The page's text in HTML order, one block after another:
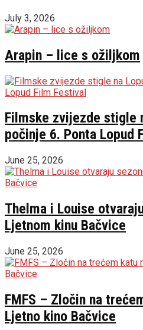
July 3, 2026
Arapin – lice s ožiljkom
Filmske zvijezde stigle
počinje 6. Ponta Lopud
June 25, 2026
Thelma i Louise
Ljetnom kinu Bačvice
June 25, 2026
FMFS – Zločin na
Ljetno kino Bačvice